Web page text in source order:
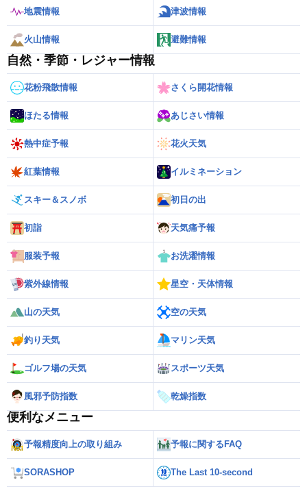
地震情報 津波情報
火山情報 避難情報
自然・季節・レジャー情報
花粉飛散情報 さくら開花情報
ほたる情報 あじさい情報
熱中症予報 花火天気
紅葉情報 イルミネーション
スキー＆スノボ 初日の出
初詣 天気痛予報
服装予報 お洗濯情報
紫外線情報 星空・天体情報
山の天気 空の天気
釣り天気 マリン天気
ゴルフ場の天気 スポーツ天気
風邪予防指数 乾燥指数
便利なメニュー
予報精度向上の取り組み 予報に関するFAQ
SORASHOP The Last 10-second